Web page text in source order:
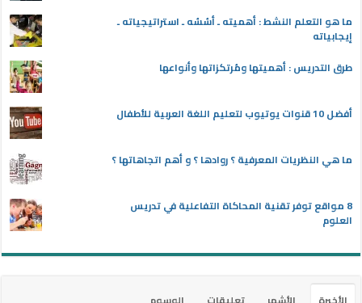
ما هو التعلم النشط : أهميته ـ أسُسُه ـ استراتيجياته ـ
إيجابياته
طرق التدريس : أهميتها ومُرتكزاتها وأنواعها
أفضل 10 قنوات يوتيوب لتعليم اللغة العربية للأطفال
ما هي النظريات المعرفية ؟ روادها ؟ و أهم اتجاهاتها ؟
8 مواقع توفر تقنية المحاكاة التفاعلية في تدريس
العلوم